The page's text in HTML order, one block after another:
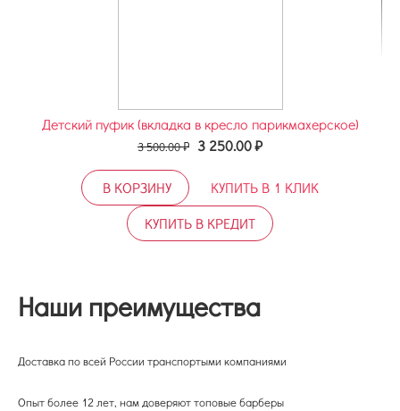
Детский пуфик (вкладка в кресло парикмахерское)
3 500.00₽ 3 250.00₽
В КОРЗИНУ
КУПИТЬ В 1 КЛИК
КУПИТЬ В КРЕДИТ
Наши преимущества
Доставка по всей России транспортыми компаниями
Опыт более 12 лет, нам доверяют топовые барберы